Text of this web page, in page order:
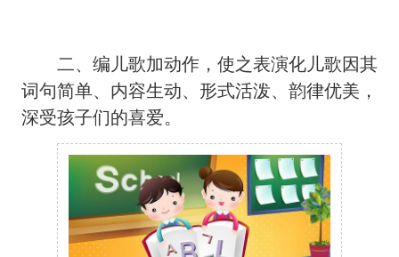
二、编儿歌加动作，使之表演化儿歌因其
词句简单、内容生动、形式活泼、韵律优美，
深受孩子们的喜爱。